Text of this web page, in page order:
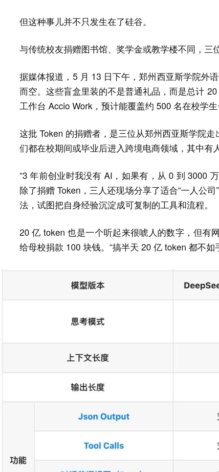
但这种事儿并不只发生在了硅谷。
与传统校友捐赠图书馆、奖学金或教学楼不同，
据媒体报道，5 月 13 日下午，郑州西亚斯学院外
而空。这些盲盒里装的不是普通礼品，而是总计
工作台 Accio Work，预计能覆盖约 500 名在校学
这批 Token 的捐赠者，是三位从郑州西亚斯学院
们都在校期间或毕业后进入跨境电商领域，其中
“3 年前创业时我没有 AI，如果有，从 0 到 3000
除了捐赠 Token，三人还现场分享了适合“一人公
法，试图把自身经验沉淀成可复制的工具和流程。
20 亿 token 也是一个听起来很唬人的数字，但有
给母校捐款 100 块钱。“搞半天 20 亿 token 都不